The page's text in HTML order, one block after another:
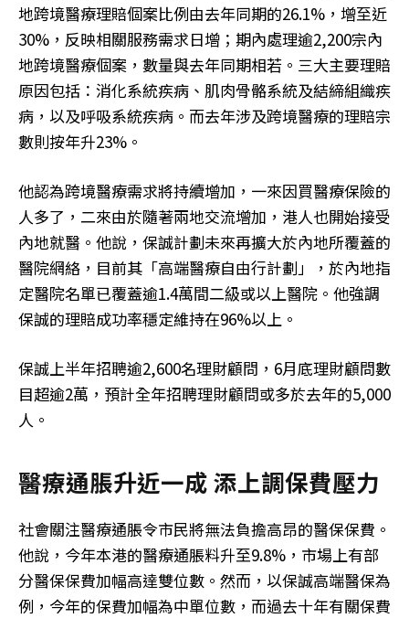
地跨境醫療理賠個案比例由去年同期的26.1%，增至近
30%，反映相關服務需求日增；期內處理逾2,200宗內
地跨境醫療個案，數量與去年同期相若。三大主要理賠
原因包括：消化系統疾病、肌肉骨骼系統及結締組織疾
病，以及呼吸系統疾病。而去年涉及跨境醫療的理賠宗
數則按年升23%。
他認為跨境醫療需求將持續增加，一來因買醫療保險的
人多了，二來由於隨著兩地交流增加，港人也開始接受
內地就醫。他說，保誠計劃未來再擴大於內地所覆蓋的
醫院網絡，目前其「高端醫療自由行計劃」，於內地指
定醫院名單已覆蓋逾1.4萬間二級或以上醫院。他強調
保誠的理賠成功率穩定維持在96%以上。
保誠上半年招聘逾2,600名理財顧問，6月底理財顧問數
目超逾2萬，預計全年招聘理財顧問或多於去年的5,000
人。
醫療通脹升近一成 添上調保費壓力
社會關注醫療通脹令市民將無法負擔高昂的醫保保費。
他說，今年本港的醫療通脹料升至9.8%，市場上有部
分醫保保費加幅高達雙位數。然而，以保誠高端醫保為
例，今年的保費加幅為中單位數，而過去十年有關保費